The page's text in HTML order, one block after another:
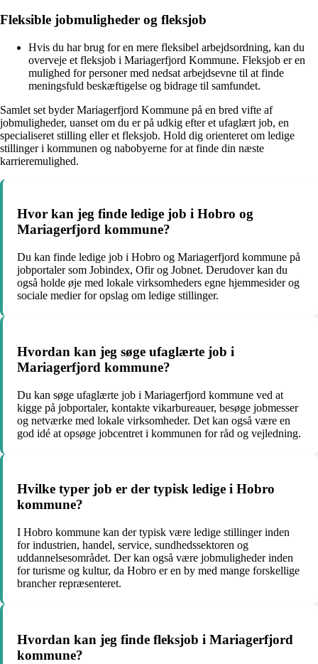
Fleksible jobmuligheder og fleksjob
Hvis du har brug for en mere fleksibel arbejdsordning, kan du
overveje et fleksjob i Mariagerfjord Kommune. Fleksjob er en
mulighed for personer med nedsat arbejdsevne til at finde
meningsfuld beskæftigelse og bidrage til samfundet.
Samlet set byder Mariagerfjord Kommune på en bred vifte af
jobmuligheder, uanset om du er på udkig efter et ufaglært job, en
specialiseret stilling eller et fleksjob. Hold dig orienteret om ledige
stillinger i kommunen og nabobyerne for at finde din næste
karrieremulighed.
Hvor kan jeg finde ledige job i Hobro og
Mariagerfjord kommune?
Du kan finde ledige job i Hobro og Mariagerfjord kommune på
jobportaler som Jobindex, Ofir og Jobnet. Derudover kan du
også holde øje med lokale virksomheders egne hjemmesider og
sociale medier for opslag om ledige stillinger.
Hvordan kan jeg søge ufaglærte job i
Mariagerfjord kommune?
Du kan søge ufaglærte job i Mariagerfjord kommune ved at
kigge på jobportaler, kontakte vikarbureauer, besøge jobmesser
og netværke med lokale virksomheder. Det kan også være en
god idé at opsøge jobcentret i kommunen for råd og vejledning.
Hvilke typer job er der typisk ledige i Hobro
kommune?
I Hobro kommune kan der typisk være ledige stillinger inden
for industrien, handel, service, sundhedssektoren og
uddannelsesområdet. Der kan også være jobmuligheder inden
for turisme og kultur, da Hobro er en by med mange forskellige
brancher repræsenteret.
Hvordan kan jeg finde fleksjob i Mariagerfjord
kommune?